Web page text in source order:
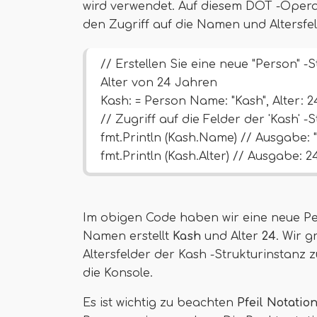
wird verwendet. Auf diesem DOT -
den Zugriff auf die Namen und
// Erstellen Sie eine neue "Person" -
Alter von 24 Jahren
Kash: = Person Name: "Kash", Alter:
// Zugriff auf die Felder der 'Kash' -
fmt.Println (Kash.Name) // Ausgabe:
fmt.Println (Kash.Alter) // Ausgabe:
Im obigen Code haben wir eine neue
Namen erstellt Kash und Alter 24. Wir
Altersfelder der Kash -Strukturinstanz
die Konsole.
Es ist wichtig zu beachten Pfeil